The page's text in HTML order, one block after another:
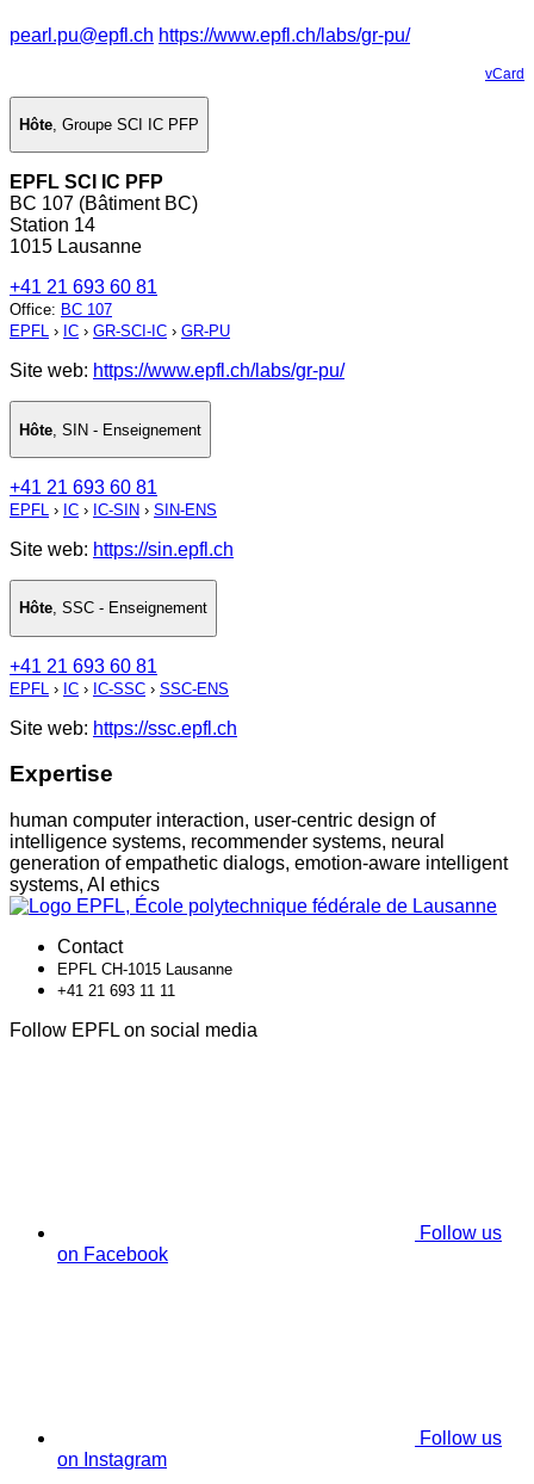
pearl.pu@epfl.ch https://www.epfl.ch/labs/gr-pu/
vCard
Hôte, Groupe SCI IC PFP
EPFL SCI IC PFP
BC 107 (Bâtiment BC)
Station 14
1015 Lausanne
+41 21 693 60 81
Office: BC 107
EPFL › IC › GR-SCI-IC › GR-PU
Site web: https://www.epfl.ch/labs/gr-pu/
Hôte SIN - Enseignement
+41 21 693 60 81
EPFL › IC › IC-SIN › SIN-ENS
Site web: https://sin.epfl.ch
Hôte, SSC - Enseignement
+41 21 693 60 81
EPFL › IC › IC-SSC › SSC-ENS
Site web: https://ssc.epfl.ch
Expertise
human computer interaction, user-centric design of
intelligence systems, recommender systems, neural
generation of empathetic dialogs, emotion-aware intelligent
systems, AI ethics
Contact
EPFL CH-1015 Lausanne
+41 21 693 11 11
Follow EPFL on social media
Follow us
on Facebook
Follow us
on Instagram